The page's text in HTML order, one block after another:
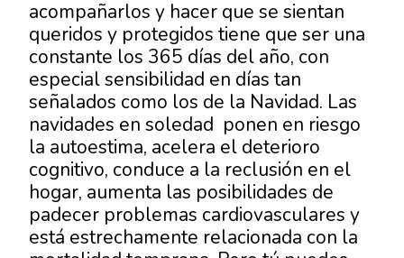
acompañarlos y hacer que se sientan
queridos y protegidos tiene que ser una
constante los 365 días del año, con
especial sensibilidad en días tan
señalados como los de la Navidad. Las
navidades en soledad ponen en riesgo
la autoestima, acelera el deterioro
cognitivo, conduce a la reclusión en el
hogar, aumenta las posibilidades de
padecer problemas cardiovasculares y
está estrechamente relacionada con la